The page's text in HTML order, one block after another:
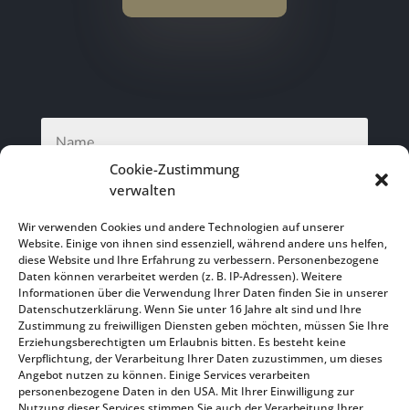
Cookie-Zustimmung
verwalten
Wir verwenden Cookies und andere Technologien auf unserer
Website. Einige von ihnen sind essenziell, während andere uns helfen,
diese Website und Ihre Erfahrung zu verbessern. Personenbezogene
Daten können verarbeitet werden (z. B. IP-Adressen). Weitere
Informationen über die Verwendung Ihrer Daten finden Sie in unserer
Datenschutzerklärung. Wenn Sie unter 16 Jahre alt sind und Ihre
Zustimmung zu freiwilligen Diensten geben möchten, müssen Sie Ihre
Erziehungsberechtigten um Erlaubnis bitten. Es besteht keine
Verpflichtung, der Verarbeitung Ihrer Daten zuzustimmen, um dieses
Angebot nutzen zu können. Einige Services verarbeiten
personenbezogene Daten in den USA. Mit Ihrer Einwilligung zur
SENDEN